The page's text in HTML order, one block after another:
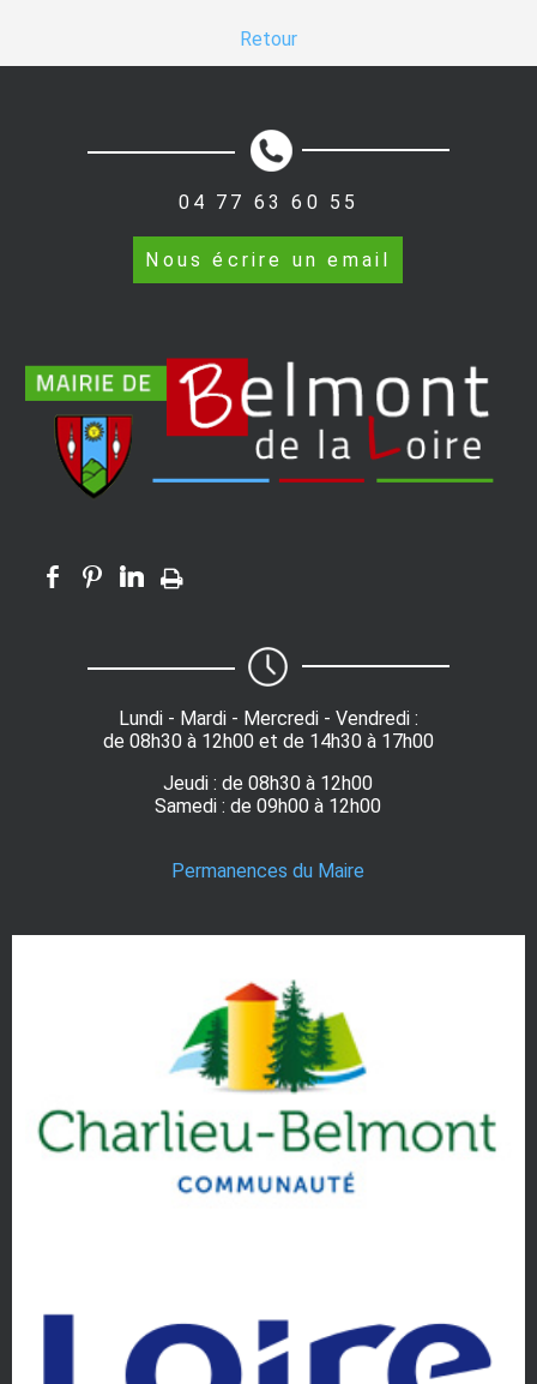
Retour
04 77 63 60 55
Nous écrire un email
Lundi - Mardi - Mercredi - Vendredi :
de 08h30 à 12h00 et de 14h30 à 17h00
Jeudi : de 08h30 à 12h00
Samedi : de 09h00 à 12h00
Permanences du Maire